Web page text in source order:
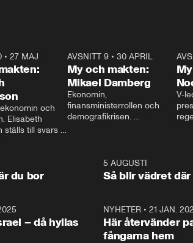
•27 MAJ
och
Elisabeth
ställs till svars
AVSNITT 9• 30 APRIL
My och makten:
Mikael Damberg
Ekonomin,
finansministerrollen och
demografikrisen.
och Makten.
V-
– Vi
1:06
du bor
5 AUGUSTI
Så blir vädret
– då hyllas
NYHETER •21 JAN.
Här återvänder
fångarna hem